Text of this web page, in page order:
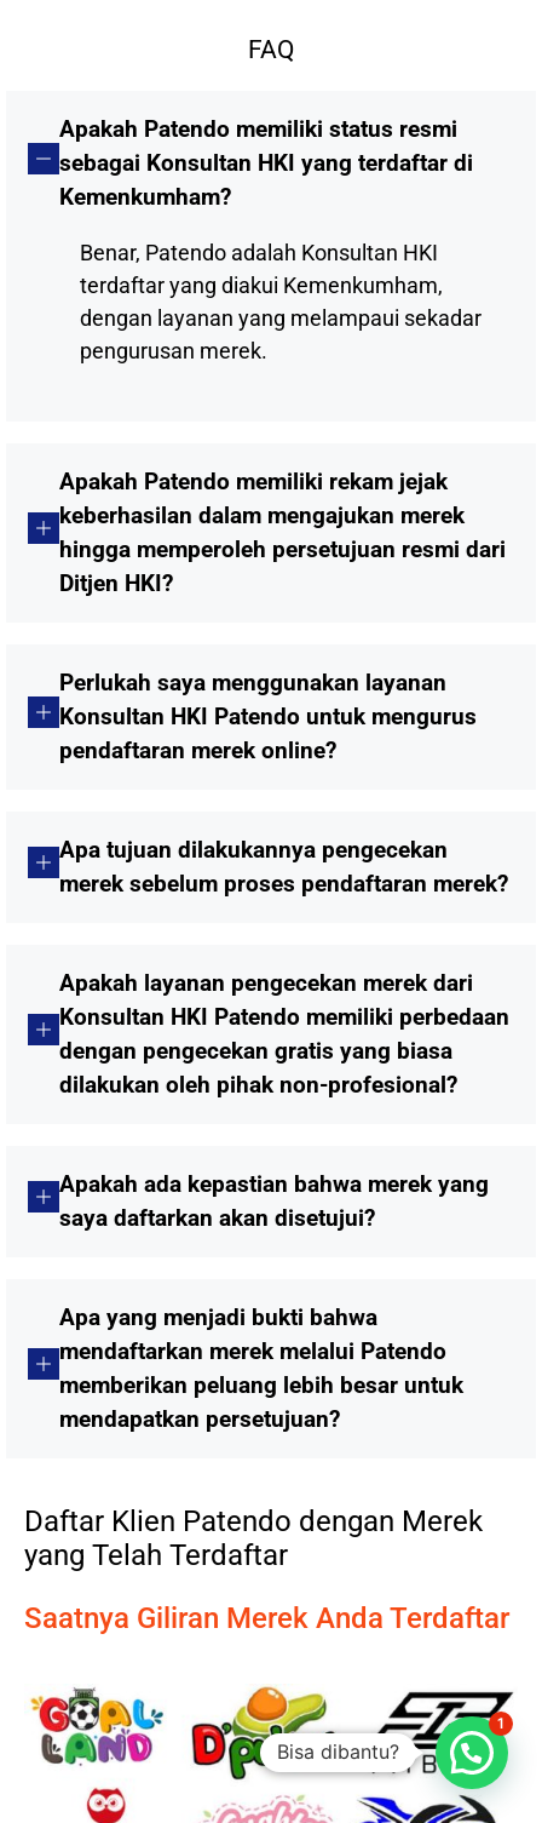
FAQ
Apakah Patendo memiliki status resmi
sebagai Konsultan HKI yang terdaftar di
Kemenkumham?
Benar, Patendo adalah Konsultan HKI
terdaftar yang diakui Kemenkumham,
dengan layanan yang melampaui sekadar
pengurusan merek.
Apakah Patendo memiliki rekam jejak
keberhasilan dalam mengajukan merek
hingga memperoleh persetujuan resmi dari
Ditjen HKI?
Perlukah saya menggunakan layanan
Konsultan HKI Patendo untuk mengurus
pendaftaran merek online?
Apa tujuan dilakukannya pengecekan
merek sebelum proses pendaftaran merek?
Apakah layanan pengecekan merek dari
Konsultan HKI Patendo memiliki perbedaan
dengan pengecekan gratis yang biasa
dilakukan oleh pihak non-profesional?
Apakah ada kepastian bahwa merek yang
saya daftarkan akan disetujui?
Apa yang menjadi bukti bahwa
mendaftarkan merek melalui Patendo
memberikan peluang lebih besar untuk
mendapatkan persetujuan?
Daftar Klien Patendo dengan Merek
yang Telah Terdaftar
Saatnya Giliran Merek Anda Terdaftar
Bisa dibantu?
1